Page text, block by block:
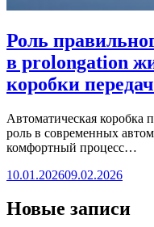
Роль
в prolongation
коробки передач
Автоматическая
роль в современных
комфортный процесс…
10.01.202609.02.2026
Новые записи